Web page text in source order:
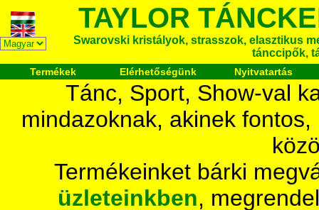
TAYLOR
Swarovski kristályok, strasszok, elasztikus
tánccipők,
Termékek Elérhetőségünk Nyitvatartás
Tánc, Sport, Show-val
mindazoknak, akinek
Termékeinket bárki
üzleteinkben,